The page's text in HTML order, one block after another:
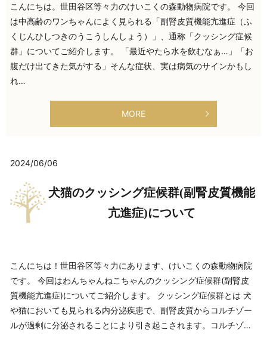
こんにちは。世田谷区等々力のけいこくの森動物病院です。 今回
は中高齢のワンちゃんによく見られる「副腎皮質機能亢進症（ふ
くじんひしつきのうこうしんしょう）」、通称「クッシング症候
群」についてご紹介します。 「最近やたら水を飲むなぁ…」「お
腹だけ出てきた気がする」そんな症状、実は病気のサインかもし
れ…
MORE
2024/06/06
犬猫のクッシング症候群(副腎皮質機能
亢進症)について
こんにちは！世田谷区等々力にあります、けいこくの森動物病院
です。 今回はわんちゃんねこちゃんのクッシング症候群(副腎皮
質機能亢進症)についてご紹介します。 クッシング症候群とは 犬
や猫においても見られる内分泌疾患で、副腎皮質からコルチゾー
ルが過剰に分泌されることにより引き起こされます。コルチゾ…